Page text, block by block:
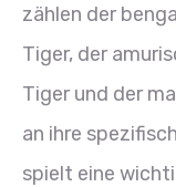
zählen der
Tiger, der
Tiger und der
an ihre
spielt eine